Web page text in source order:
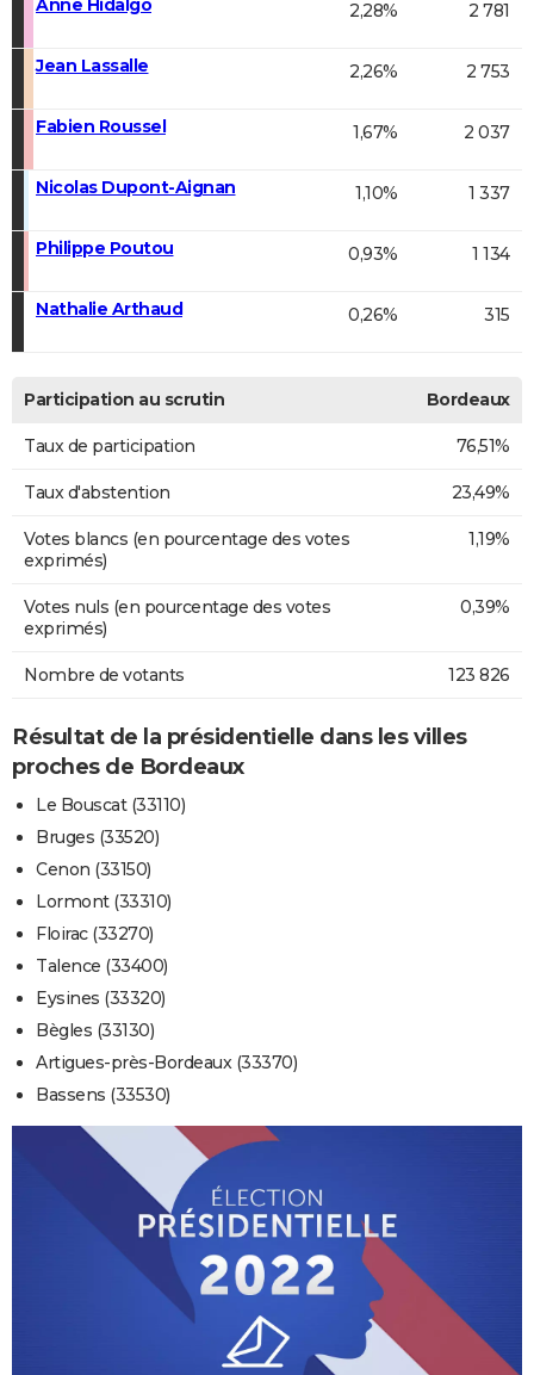
Anne Hidalgo 2,28% 2 781
Jean Lassalle 2,26% 2 753
Fabien Roussel 1,67% 2 037
Nicolas Dupont-Aignan 1,10% 1 337
Philippe Poutou 0,93% 1 134
Nathalie Arthaud 0,26% 315
Participation au scrutin Bordeaux
Taux de participation 76,51%
Taux d'abstention 23,49%
Votes blancs (en pourcentage des votes
exprimés)
1,19%
Votes nuls (en pourcentage des votes
exprimés)
0,39%
Nombre de votants 123 826
Résultat de la présidentielle dans les villes
proches de Bordeaux
Le Bouscat (33110)
Bruges (33520)
Cenon (33150)
Lormont (33310)
Floirac (33270)
Talence (33400)
Eysines (33320)
Bègles (33130)
Artigues-près-Bordeaux (33370)
Bassens (33530)